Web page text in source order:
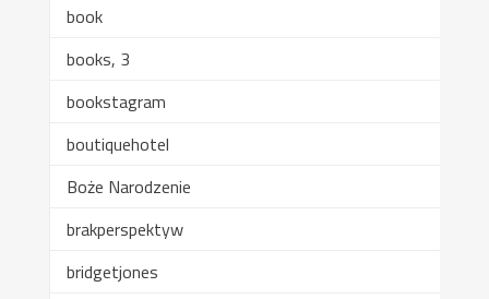
book
books, 3
bookstagram
boutiquehotel
Boże Narodzenie
brakperspektyw
bridgetjones